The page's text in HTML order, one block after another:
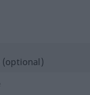
(optional)